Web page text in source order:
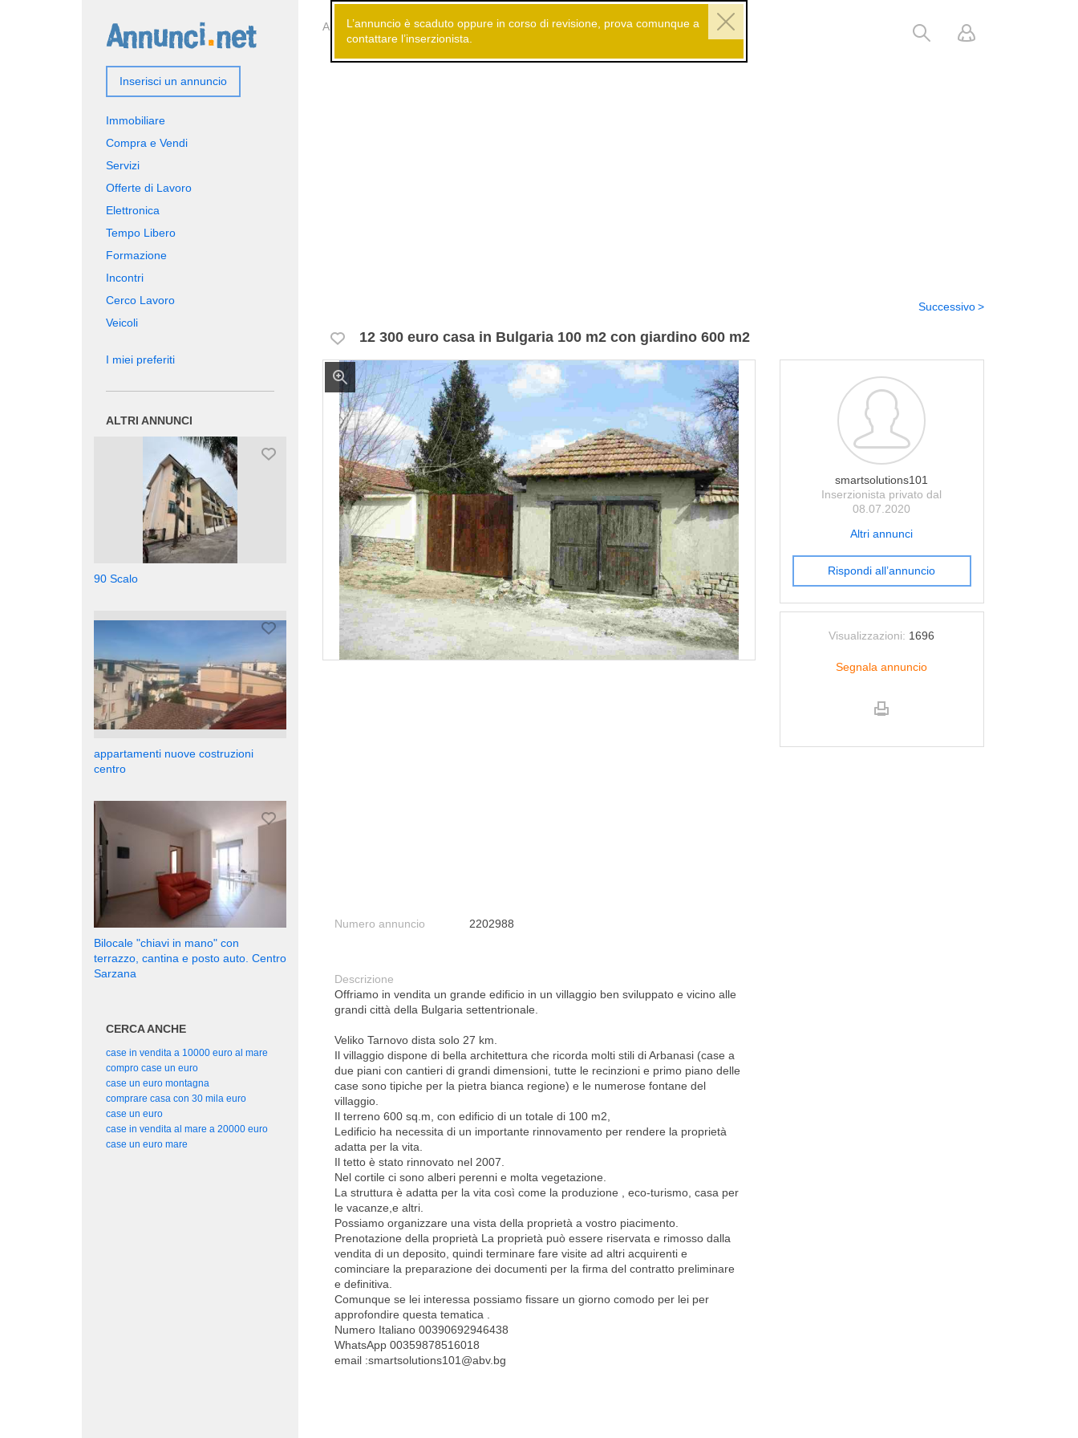
Annunci gratuiti Immobiliare Case in vendita
L’annuncio è scaduto oppure in corso di revisione, prova comunque a
contattare l’inserzionista.
12 300 euro casa in Bulgaria 100 m2 con giardino 600 m2
Successivo
Numero annuncio 2202988
Descrizione
Offriamo in vendita un grande edificio in un villaggio ben sviluppato e vicino alle
grandi città della Bulgaria settentrionale.
Veliko Tarnovo dista solo 27 km.
Il villaggio dispone di bella architettura che ricorda molti stili di Arbanasi (case a
due piani con cantieri di grandi dimensioni, tutte le recinzioni e primo piano delle
case sono tipiche per la pietra bianca regione) e le numerose fontane del
villaggio.
Il terreno 600 sq.m, con edificio di un totale di 100 m2,
Ledificio ha necessita di un importante rinnovamento per rendere la proprietà
adatta per la vita.
Il tetto è stato rinnovato nel 2007.
Nel cortile ci sono alberi perenni e molta vegetazione.
La struttura è adatta per la vita così come la produzione , eco-turismo, casa per
le vacanze,e altri.
Possiamo organizzare una vista della proprietà a vostro piacimento.
Prenotazione della proprietà La proprietà può essere riservata e rimosso dalla
vendita di un deposito, quindi terminare fare visite ad altri acquirenti e
cominciare la preparazione dei documenti per la firma del contratto preliminare
e definitiva.
Comunque se lei interessa possiamo fissare un giorno comodo per lei per
approfondire questa tematica .
Numero Italiano 00390692946438
WhatsApp 00359878516018
email :smartsolutions101@abv.bg
smartsolutions101
Inserzionista privato dal
08.07.2020
Altri annunci
Rispondi all’annuncio
Visualizzazioni: 1696
Segnala annuncio
Inserisci un annuncio
Immobiliare
Compra e Vendi
Servizi
Offerte di Lavoro
Elettronica
Tempo Libero
Formazione
Incontri
Cerco Lavoro
Veicoli
I miei preferiti
ALTRI ANNUNCI
90 Scalo
appartamenti nuove costruzioni
centro
Bilocale "chiavi in mano" con
terrazzo, cantina e posto auto. Centro
Sarzana
CERCA ANCHE
case in vendita a 10000 euro al mare
compro case un euro
case un euro montagna
comprare casa con 30 mila euro
case un euro
case in vendita al mare a 20000 euro
case un euro mare